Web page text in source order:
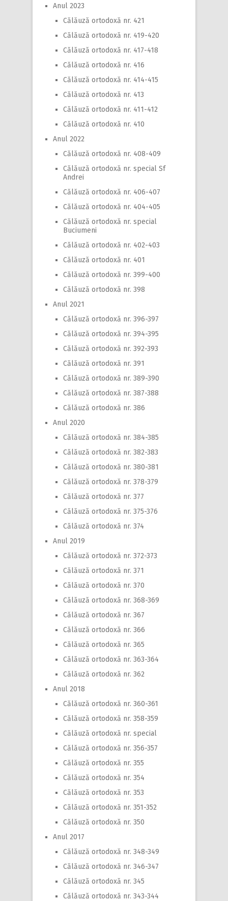
Anul 2023
Călăuză ortodoxă nr. 421
Călăuză ortodoxă nr. 419-420
Călăuză ortodoxă nr. 417-418
Călăuză ortodoxă nr. 416
Călăuză ortodoxă nr. 414-415
Călăuză ortodoxă nr. 413
Călăuză ortodoxă nr. 411-412
Călăuză ortodoxă nr. 410
Anul 2022
Călăuză ortodoxă nr. 408-409
Călăuză ortodoxă nr. special Sf
Andrei
Călăuză ortodoxă nr. 406-407
Călăuză ortodoxă nr. 404-405
Călăuză ortodoxă nr. special
Buciumeni
Călăuză ortodoxă nr. 402-403
Călăuză ortodoxă nr. 401
Călăuză ortodoxă nr. 399-400
Călăuză ortodoxă nr. 398
Anul 2021
Călăuză ortodoxă nr. 396-397
Călăuză ortodoxă nr. 394-395
Călăuză ortodoxă nr. 392-393
Călăuză ortodoxă nr. 391
Călăuză ortodoxă nr. 389-390
Călăuză ortodoxă nr. 387-388
Călăuză ortodoxă nr. 386
Anul 2020
Călăuză ortodoxă nr. 384-385
Călăuză ortodoxă nr. 382-383
Călăuză ortodoxă nr. 380-381
Călăuză ortodoxă nr. 378-379
Călăuză ortodoxă nr. 377
Călăuză ortodoxă nr. 375-376
Călăuză ortodoxă nr. 374
Anul 2019
Călăuză ortodoxă nr. 372-373
Călăuză ortodoxă nr. 371
Călăuză ortodoxă nr. 370
Călăuză ortodoxă nr. 368-369
Călăuză ortodoxă nr. 367
Călăuză ortodoxă nr. 366
Călăuză ortodoxă nr. 365
Călăuză ortodoxă nr. 363-364
Călăuză ortodoxă nr. 362
Anul 2018
Călăuză ortodoxă nr. 360-361
Călăuză ortodoxă nr. 358-359
Călăuză ortodoxă nr. special
Călăuză ortodoxă nr. 356-357
Călăuză ortodoxă nr. 355
Călăuză ortodoxă nr. 354
Călăuză ortodoxă nr. 353
Călăuză ortodoxă nr. 351-352
Călăuză ortodoxă nr. 350
Anul 2017
Călăuză ortodoxă nr. 348-349
Călăuză ortodoxă nr. 346-347
Călăuză ortodoxă nr. 345
Călăuză ortodoxă nr. 343-344